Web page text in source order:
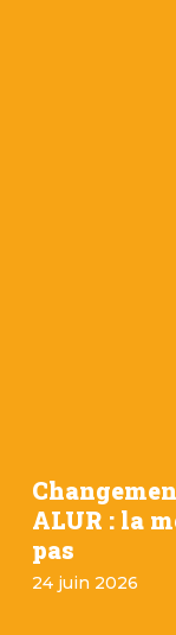
ALUR : la
pas
24 juin 2026